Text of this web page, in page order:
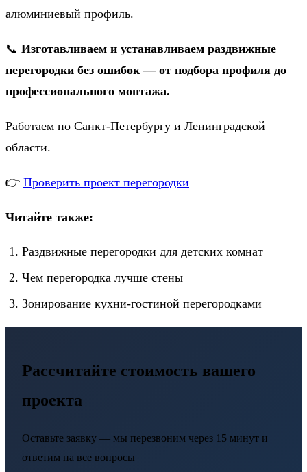
алюминиевый профиль.
📞 Изготавливаем и устанавливаем раздвижные
перегородки без ошибок — от подбора профиля до
профессионального монтажа.
Работаем по Санкт-Петербургу и Ленинградской
области.
👉 Проверить проект перегородки
Читайте также:
Раздвижные перегородки для детских комнат
Чем перегородка лучше стены
Зонирование кухни-гостиной перегородками
Рассчитайте стоимость вашего
проекта
Оставьте заявку — мы перезвоним через 15 минут и
ответим на все вопросы